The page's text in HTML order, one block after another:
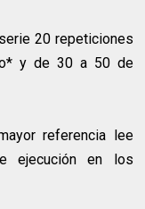
20 repeticiones
y de 30 a 50 de
referencia lee
ejecución en los